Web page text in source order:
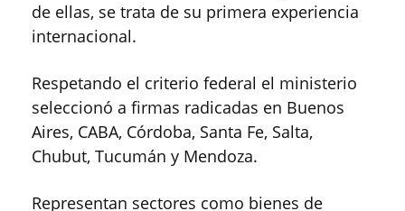
de ellas, se trata de su primera experiencia
internacional.
Respetando el criterio federal el ministerio
seleccionó a firmas radicadas en Buenos
Aires, CABA, Córdoba, Santa Fe, Salta,
Chubut, Tucumán y Mendoza.
Representan sectores como bienes de